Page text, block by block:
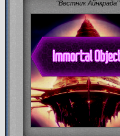
"Вестник Айнкрада"